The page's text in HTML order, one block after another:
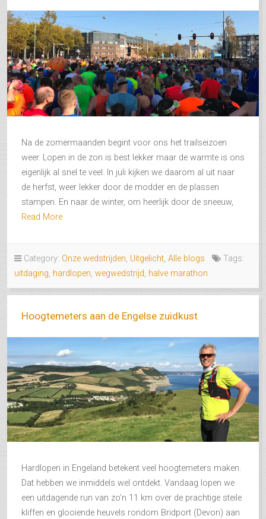
Na de zomermaanden begint voor ons het trailseizoen
weer. Lopen in de zon is best lekker maar de warmte is ons
eigenlijk al snel te veel. In juli kijken we daarom al uit naar
de herfst, weer lekker door de modder en de plassen
stampen. En naar de winter, om heerlijk door de sneeuw,
Read More
Category: Onze wedstrijden, Uitgelicht, Alle blogs
Tags:
uitdaging, hardlopen, wegwedstrijd, halve marathon
Hoogtemeters aan de Engelse zuidkust
Hardlopen in Engeland betekent veel hoogtemeters maken.
Dat hebben we inmiddels wel ontdekt. Vandaag lopen we
een uitdagende run van zo’n 11 km over de prachtige steile
kliffen en glooiende heuvels rondom Bridport (Devon) aan